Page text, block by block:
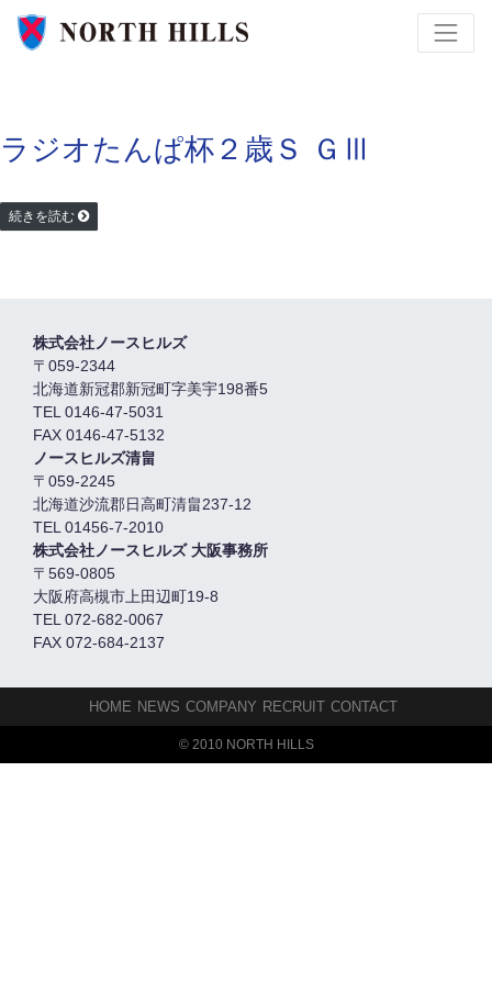
ラジオたんぱ杯２歳Ｓ ＧⅢ
続きを読む
株式会社ノースヒルズ
〒059-2344
北海道新冠郡新冠町字美宇198番5
TEL 0146-47-5031
FAX 0146-47-5132
ノースヒルズ清畠
〒059-2245
北海道沙流郡日高町清畠237-12
TEL 01456-7-2010
株式会社ノースヒルズ 大阪事務所
〒569-0805
大阪府高槻市上田辺町19-8
TEL 072-682-0067
FAX 072-684-2137
HOME NEWS COMPANY RECRUIT CONTACT
© 2010 NORTH HILLS